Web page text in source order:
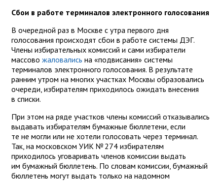
Сбои в работе терминалов электронного голосования
В очередной раз в Москве с утра первого дня
голосования происходят сбои в работе системы ДЭГ.
Члены избирательных комиссий и сами избиратели
массово жаловались на «подвисания» системы
терминалов электронного голосования. В результате
ранним утром на многих участках Москвы образовались
очереди, избирателям приходилось ожидать внесения
в списки.
При этом на ряде участков члены комиссий отказывались
выдавать избирателям бумажные бюллетени, если
те не могли или не хотели голосовать через терминал.
Так, на московском УИК № 274 избирателям
приходилось уговаривать членов комиссии выдать
им бумажный бюллетень. По словам комиссии, бумажный
бюллетень могут выдать только на надомном